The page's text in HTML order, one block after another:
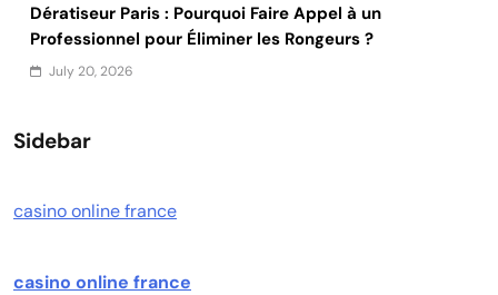
Dératiseur Paris : Pourquoi Faire Appel à un
Professionnel pour Éliminer les Rongeurs ?
July 20, 2026
Sidebar
casino online france
casino online france